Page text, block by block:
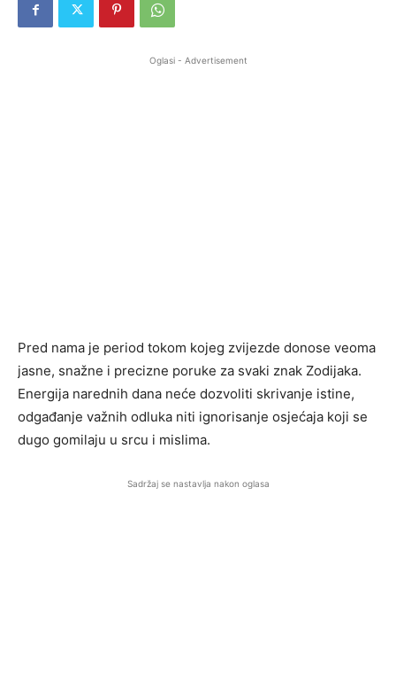
Oglasi - Advertisement
Pred nama je period tokom kojeg zvijezde donose veoma
jasne, snažne i precizne poruke za svaki znak Zodijaka.
Energija narednih dana neće dozvoliti skrivanje istine,
odgađanje važnih odluka niti ignorisanje osjećaja koji se
dugo gomilaju u srcu i mislima.
Sadržaj se nastavlja nakon oglasa